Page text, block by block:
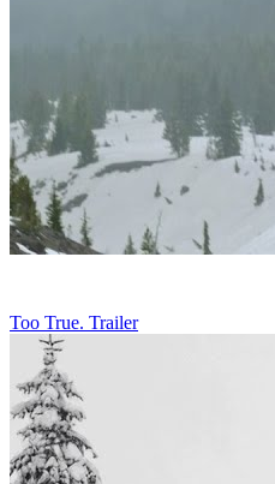
Too True. Trailer